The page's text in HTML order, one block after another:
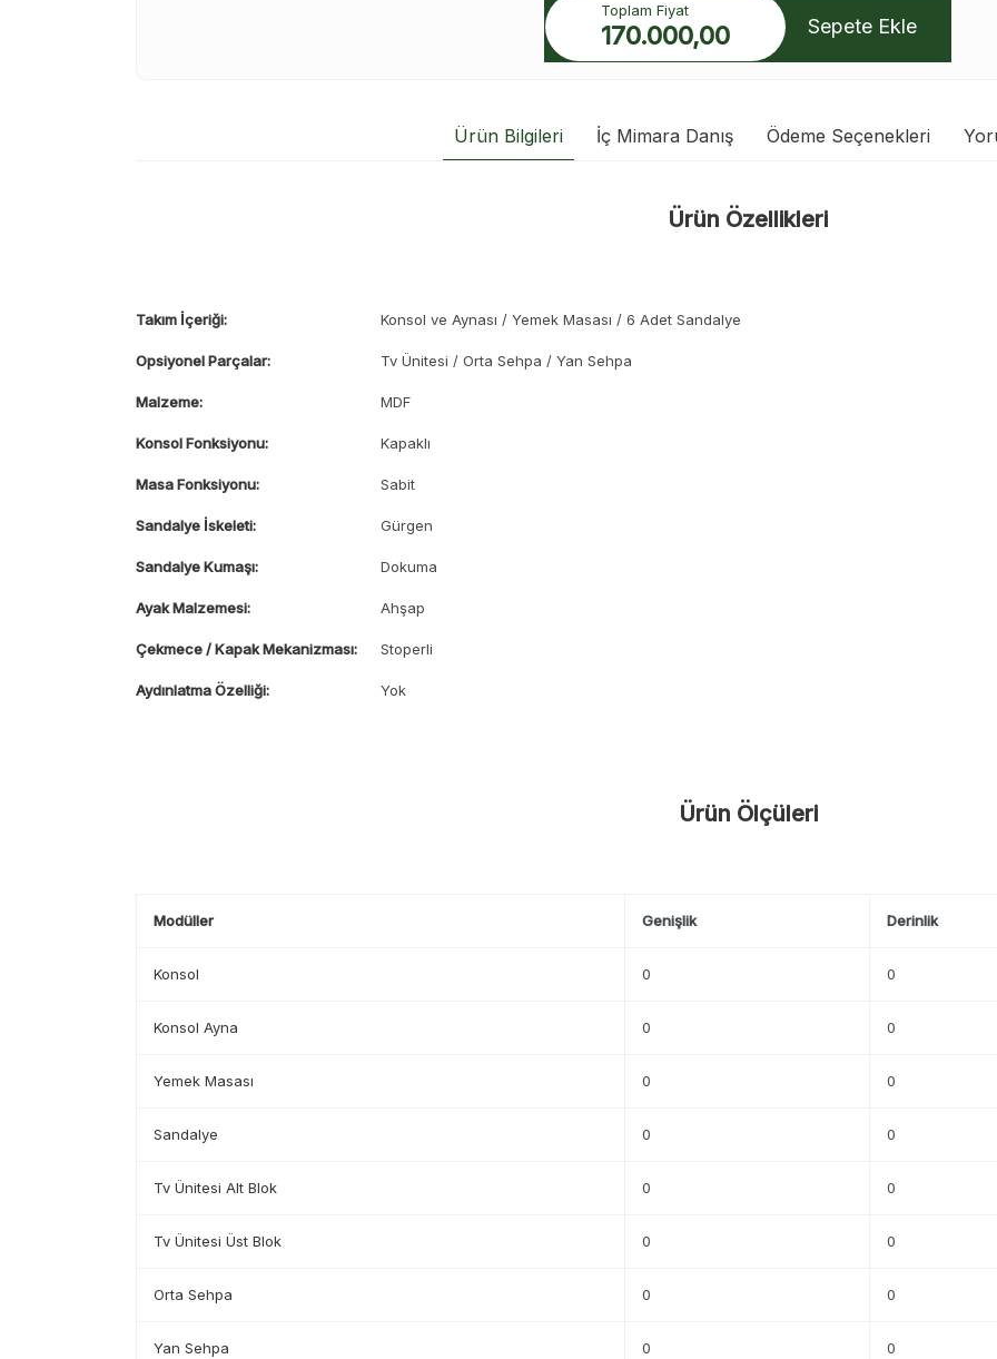
Toplam Fiyat
170.000,00 Sepete Ekle
Ürün Bilgileri İç Mimara Danış Ödeme Seçenekleri
Ürün Özellikleri
Takım İçeriği: Konsol ve Aynası / Yemek Masası / 6 Adet Sandalye
Opsiyonel Parçalar: Tv Ünitesi / Orta Sehpa / Yan Sehpa
Malzeme: MDF
Konsol Fonksiyonu: Kapaklı
Masa Fonksiyonu: Sabit
Sandalye İskeleti: Gürgen
Sandalye Kumaşı: Dokuma
Ayak Malzemesi: Ahşap
Çekmece / Kapak Mekanizması: Stoperli
Aydınlatma Özelliği: Yok
Ürün Ölçüleri
Modüller Genişlik Derinlik
Konsol 0 0
Konsol Ayna 0 0
Yemek Masası 0 0
Sandalye 0 0
Tv Ünitesi Alt Blok 0 0
Tv Ünitesi Üst Blok 0 0
Orta Sehpa 0 0
Yan Sehpa 0 0